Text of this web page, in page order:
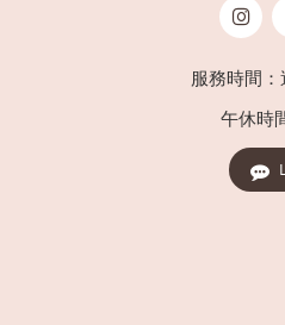
服務時間
午休時